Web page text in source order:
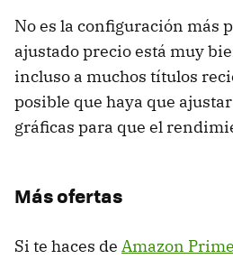
No es la configuración más
ajustado precio está muy
incluso a muchos títulos
posible que haya que
gráficas para que el
Más ofertas
Si te haces de Amazon Prime